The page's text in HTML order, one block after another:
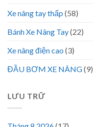
Xe nâng tay thấp (58)
Bánh Xe Nâng Tay(22)
Xe nâng điện cao (3)
ĐẦU BƠM XE NÂNG(9)
LƯU TRỮ